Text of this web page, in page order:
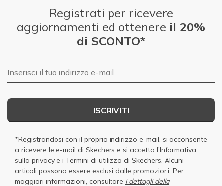
Registrati per ricevere
aggiornamenti ed ottenere il 20%
di SCONTO*
E-mail
ISCRIVITI
*Registrandosi con il proprio indirizzo e-mail, si acconsente
a ricevere le e-mail di Skechers e si accetta l'Informativa
sulla privacy e i Termini di utilizzo di Skechers. Alcuni
articoli possono essere esclusi dalle promozioni. Per
maggiori informazioni, consultare i dettagli della